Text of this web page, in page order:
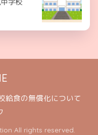
学校
給食の無償化について
All rights reserved.